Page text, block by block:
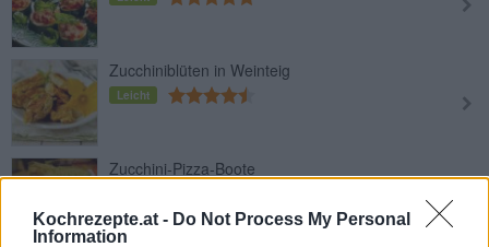
Kochrezepte.at - Do Not Process My Personal
Information
Zucchiniblüten in Weinteig
Leicht
Zucchini-Pizza-Boote